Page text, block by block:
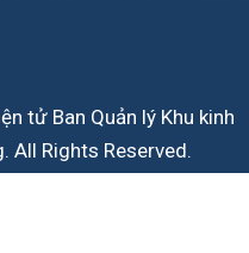
tử Ban Quản lý Khu kinh
All Rights Reserved.